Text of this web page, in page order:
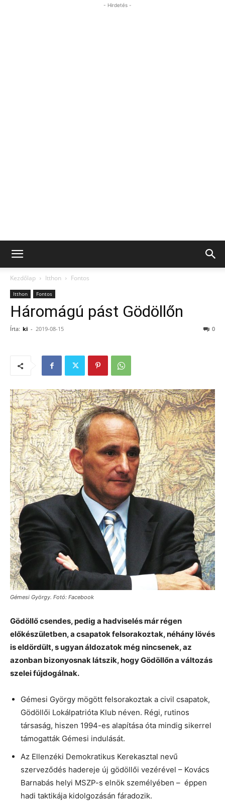
- Hirdetés -
Kezdőlap Itthon Fontos
Itthon Fontos
Háromágú pást Gödöllőn
Írta: ki - 2019-08-15 0
Gémesi György. Fotó: Facebook
Gödöllő csendes, pedig a hadviselés már régen
előkészületben, a csapatok felsorakoztak, néhány lövés
is eldördült, s ugyan áldozatok még nincsenek, az
azonban bizonyosnak látszik, hogy Gödöllőn a változás
szelei fújdogálnak.
Gémesi György mögött felsorakoztak a civil csapatok,
Gödöllői Lokálpatrióta Klub néven. Régi, rutinos
társaság, hiszen 1994-es alapítása óta mindig sikerrel
támogatták Gémesi indulását.
Az Ellenzéki Demokratikus Kerekasztal nevű
szerveződés hadereje új gödöllői vezérével – Kovács
Barnabás helyi MSZP-s elnök személyében – éppen
hadi taktikája kidolgozásán fáradozik.